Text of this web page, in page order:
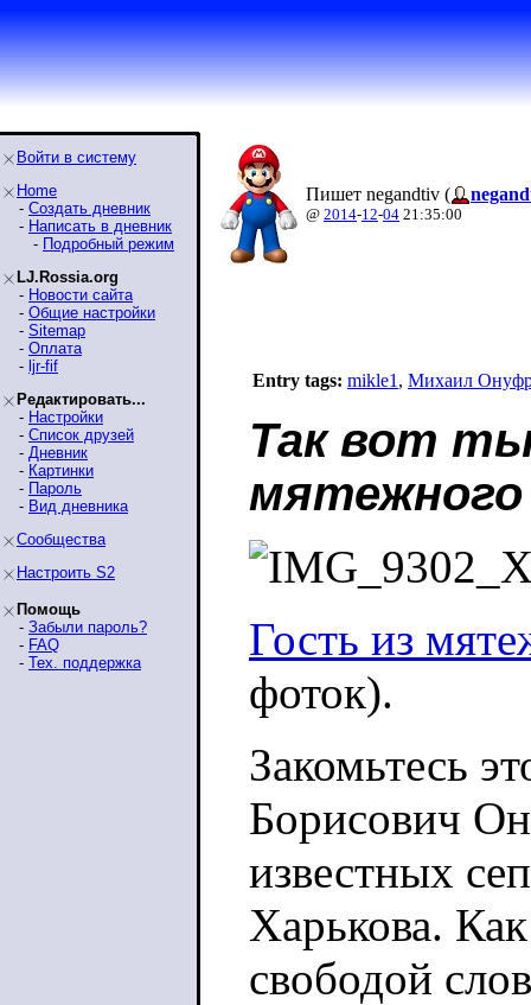
Войти в систему
Home
- Создать дневник
- Написать в дневник
- Подробный режим
LJ.Rossia.org
- Новости сайта
- Общие настройки
- Sitemap
- Оплата
- ljr-fif
Редактировать...
- Настройки
- Список друзей
- Дневник
- Картинки
- Пароль
- Вид дневника
Сообщества
Настроить S2
Помощь
- Забыли пароль?
- FAQ
- Тех. поддержка
Пишет negandtiv (
@ 2014-12-04 21:35:00
Entry tags: mikle1 , Михаил
Так вот ты
мятежного
Гость из
фоток).
Закомьтесь
Борисович
известных
Харькова.
свободой